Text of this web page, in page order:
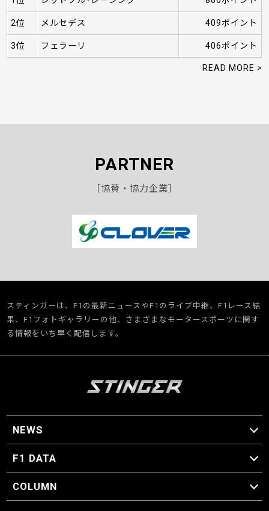
2位 メルセデス 409ポイント
3位 フェラーリ 406ポイント
READ MORE >
PARTNER
［協賛・協力企業］
スティンガーは、F1の最新ニュースやF1のライブ中継、F1レース結
果、F1フォトギャラリーの他、さまざまなモータースポーツに関す
る情報をいち早く配信します。
NEWS
F1 ニュース
F1 DATA
F1 日程
F1 データ
COLUMN